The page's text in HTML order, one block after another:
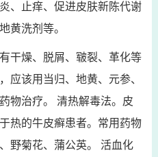
、止痒、促进皮肤新陈代谢
黄洗剂等。
干燥、脱屑、皲裂、革化等
应该用当归、地黄、元参、
物治疗。 清热解毒法。皮
热的牛皮癣患者。常用药物
野菊花、蒲公英。 活血化